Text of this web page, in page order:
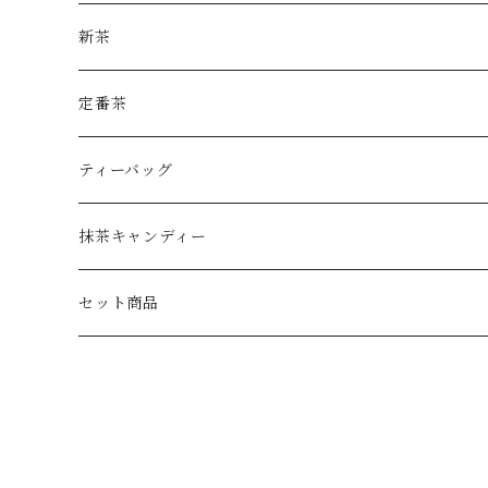
新茶
定番茶
ティーバッグ
抹茶キャンディー
セット商品